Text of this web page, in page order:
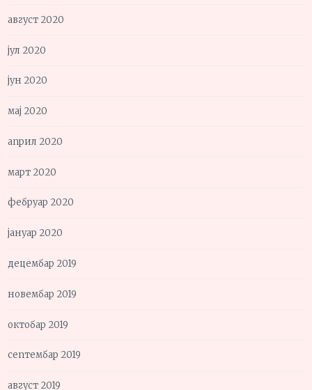
август 2020
јул 2020
јун 2020
мај 2020
април 2020
март 2020
фебруар 2020
јануар 2020
децембар 2019
новембар 2019
октобар 2019
септембар 2019
август 2019